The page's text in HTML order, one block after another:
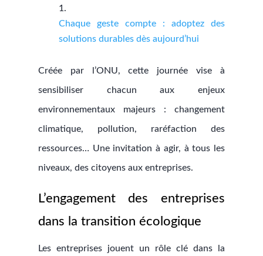
Chaque geste compte : adoptez des
solutions durables dès aujourd’hui
Créée par l’ONU, cette journée vise à
sensibiliser chacun aux enjeux
environnementaux majeurs : changement
climatique, pollution, raréfaction des
ressources… Une invitation à agir, à tous les
niveaux, des citoyens aux entreprises.
L’engagement des entreprises
dans la transition écologique
Les entreprises jouent un rôle clé dans la